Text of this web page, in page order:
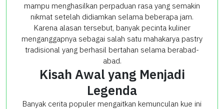
mampu menghasilkan perpaduan rasa yang semakin
nikmat setelah didiamkan selama beberapa jam.
Karena alasan tersebut, banyak pecinta kuliner
menganggapnya sebagai salah satu mahakarya pastry
tradisional yang berhasil bertahan selama berabad-
abad.
Kisah Awal yang Menjadi
Legenda
Banyak cerita populer mengaitkan kemunculan kue ini